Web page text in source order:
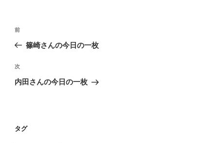
投
ナ
ビ
ゲ
ン
前
の
稿
前
篠崎さんの今日の一枚
次
の
次
内田さんの今日の一枚
タグ